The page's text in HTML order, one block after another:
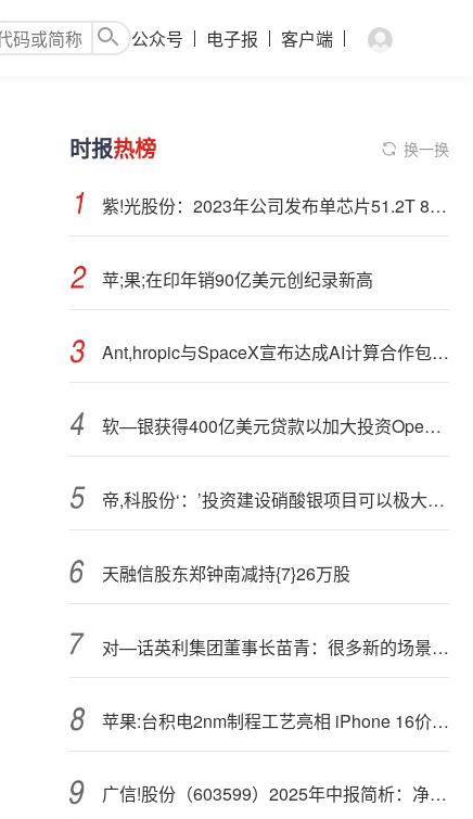
公众号 电子报 客户端
时报热榜 换一换
紫!光股份：2023年公司发布单芯片51.2T 800G CPO硅光交换机
苹;果;在印年销90亿美元创纪录新高
Ant,hropic与SpaceX宣布达成AI计算合作包括太空开发
软—银获得400亿美元贷款以加大投资OpenAI
帝,科股份‘：’投资建设硝酸银项目可以极大程度地保障供应链安全性与稳定性
天融信股东郑钟南减持{7}26万股
对—话英利集团董事长苗青：很多新的场景出现，背后源于技术和产品的创新
苹果:台积电2nm制程工艺亮相 iPhone 16价比老人机果粉破防！
广信!股份（603599）2025年中报简析：净利润同比下降14.95%